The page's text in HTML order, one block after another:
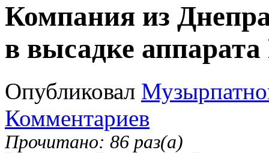
Компания из
в высадке
Опубликовал
Комментариев
Прочитано: 86 раз(а)